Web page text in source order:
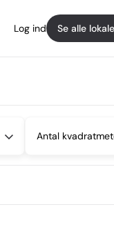
Log ind Se alle
Antal